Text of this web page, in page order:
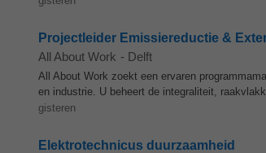
Projectleider Emissiereductie &
All About Work - Delft
All About Work zoekt een ervaren
en industrie. U beheert de integraliteit,
gisteren
Elektrotechnicus duurzaamheid